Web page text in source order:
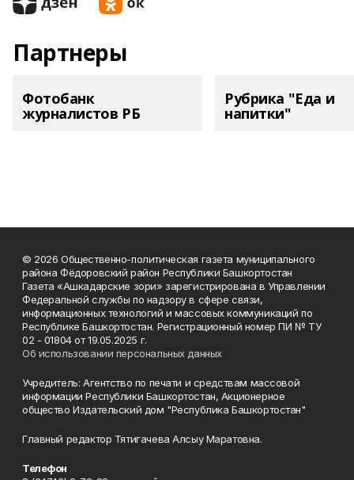
Партнеры
Фотобанк
журналистов РБ
Рубрика "Еда и
напитки"
© 2026 Общественно-политическая газета муниципального
района Фёдоровский район Республики Башкортостан
Газета «Ашкадарские зори» зарегистрирована в Управлении
Федеральной службы по надзору в сфере связи,
информационных технологий и массовых коммуникаций по
Республике Башкортостан. Регистрационный номер ПИ № ТУ
02 - 01804 от 19.05.2025 г.
Об использовании персональных данных
Учредитель: Агентство по печати и средствам массовой
информации Республики Башкортостан, Акционерное
общество Издательский дом "Республика Башкортостан"
Главный редактор Тятигачева Алсыу Маратовна.
Телефон